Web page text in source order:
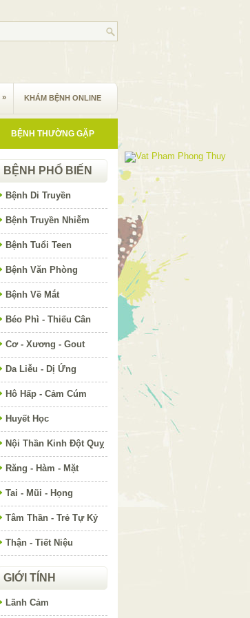
» KHÁM BỆNH ONLINE
BỆNH THƯỜNG GẶP
BỆNH PHỔ BIẾN
Bệnh Di Truyền
Bệnh Truyền Nhiễm
Bệnh Tuổi Teen
Bệnh Văn Phòng
Bệnh Về Mắt
Béo Phì - Thiếu Cân
Cơ - Xương - Gout
Da Liễu - Dị Ứng
Hô Hấp - Cảm Cúm
Huyết Học
Nội Thần Kinh Đột Quỵ
Răng - Hàm - Mặt
Tai - Mũi - Họng
Tâm Thần - Trẻ Tự Kỷ
Thận - Tiết Niệu
GIỚI TÍNH
Lãnh Cảm